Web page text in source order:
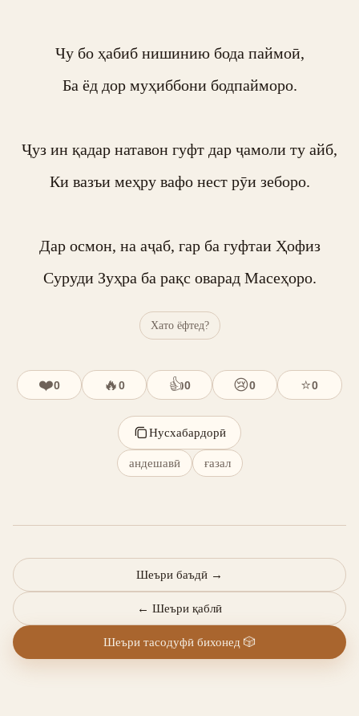
Чу бо ҳабиб нишинию бода паймоӣ,
Ба ёд дор муҳиббони бодпайморо.
Ҷуз ин қадар натавон гуфт дар ҷамоли ту айб,
Ки вазъи меҳру вафо нест рӯи зеборо.
Дар осмон, на аҷаб, гар ба гуфтаи Ҳофиз
Суруди Зуҳра ба рақс оварад Масеҳоро.
Хато ёфтед?
❤️0 🔥0 👍0 😢0 ⭐0
Нусхабардорӣ
андешавӣ ғазал
← Шеъри қаблӣ
Шеъри баъдӣ →
Шеъри тасодуфӣ бихонед 🎲